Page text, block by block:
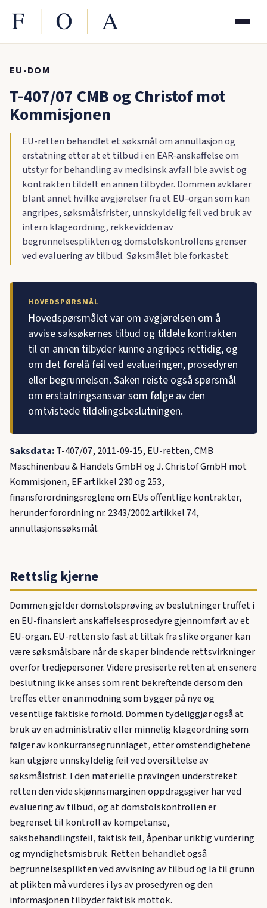
EU-DOM
T-407/07 CMB og Christof mot
Kommisjonen
EU-retten behandlet et søksmål om annullasjon og
erstatning etter at et tilbud i en EAR-anskaffelse om
utstyr for behandling av medisinsk avfall ble avvist og
kontrakten tildelt en annen tilbyder. Dommen avklarer
blant annet hvilke avgjørelser fra et EU-organ som kan
angripes, søksmålsfrister, unnskyldelig feil ved bruk av
intern klageordning, rekkevidden av
begrunnelsesplikten og domstolskontrollens grenser
ved evaluering av tilbud. Søksmålet ble forkastet.
HOVEDSPØRSMÅL
Hovedspørsmålet var om avgjørelsen om å
avvise saksøkernes tilbud og tildele kontrakten
til en annen tilbyder kunne angripes rettidig, og
om det forelå feil ved evalueringen, prosedyren
eller begrunnelsen. Saken reiste også spørsmål
om erstatningsansvar som følge av den
omtvistede tildelingsbeslutningen.
Saksdata:T-407/07, 2011-09-15, EU-retten, CMB
Maschinenbau & Handels GmbH og J. Christof GmbH mot
Kommisjonen, EF artikkel 230 og 253,
finansforordningsreglene om EUs offentlige kontrakter,
herunder forordning nr. 2343/2002 artikkel 74,
annullasjonssøksmål.
Rettslig kjerne
Dommen gjelder domstolsprøving av beslutninger truffet i
en EU-finansiert anskaffelsesprosedyre gjennomført av et
EU-organ. EU-retten slo fast at tiltak fra slike organer kan
være søksmålsbare når de skaper bindende rettsvirkninger
overfor tredjepersoner. Videre presiserte retten at en senere
beslutning ikke anses som rent bekreftende dersom den
treffes etter en anmodning som bygger på nye og
vesentlige faktiske forhold. Dommen tydeliggjør også at
bruk av en administrativ eller minnelig klageordning som
følger av konkurransegrunnlaget, etter omstendighetene
kan utgjøre unnskyldelig feil ved oversittelse av
søksmålsfrist. I den materielle prøvingen understreket
retten den vide skjønnsmarginen oppdragsgiver har ved
evaluering av tilbud, og at domstolskontrollen er
begrenset til kontroll av kompetanse,
saksbehandlingsfeil, faktisk feil, åpenbar uriktig vurdering
og myndighetsmisbruk. Retten behandlet også
begrunnelsesplikten ved avvisning av tilbud og la til grunn
at plikten må vurderes i lys av prosedyren og den
informasjonen tilbyder faktisk mottok.